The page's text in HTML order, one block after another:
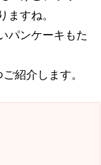
ますね。
パンケーキもた
紹介します。